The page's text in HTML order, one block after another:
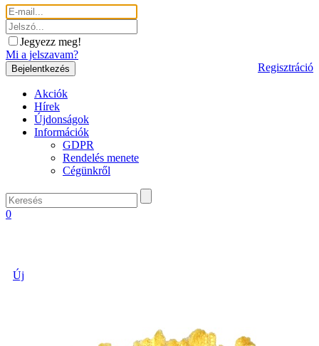
Jegyezz meg!
Mi a jelszavam?
Regisztráció
Akciók
Hírek
Újdonságok
Információk
GDPR
Rendelés menete
Cégünkről
0
Új